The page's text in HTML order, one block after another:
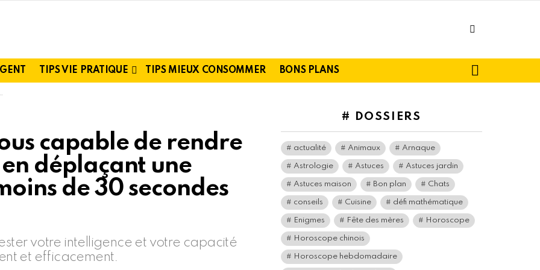
TIPS VIE PRATIQUE TIPS MIEUX CONSOMMER BONS PLANS
capable de rendre
déplaçant une
de 30 secondes
votre intelligence et votre capacité
et efficacement.
# DOSSIERS
actualité Animaux Arnaque
Astrologie Astuces Astuces jardin
Astuces maison Bon plan Chats
conseils Cuisine défi mathématique
Enigmes Fête des mères Horoscope
Horoscope chinois
Horoscope hebdomadaire